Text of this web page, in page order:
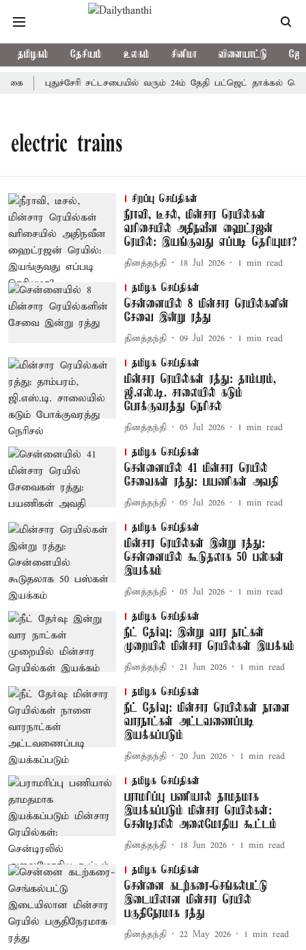
தமிழகம் தேசியம் உலகம் சினிமா விளையாட்டு
புதுச்சேரி சட்டசபையில் வரும் 24ம் தேதி பட்ஜெட் தாக்கல்
electric trains
சிறப்பு செய்திகள்
நீராவி, டீசல், மின்சார ரெயில்கள்
வரிசையில் அதிநவீன ஹைட்ரஜன்
ரெயில்: இயங்குவது எப்படி தெரியுமா?
தினத்தந்தி 18 Jul 2026 1 min read
தமிழக செய்திகள்
சென்னையில் 8 மின்சார ரெயில்களின்
சேவை இன்று ரத்து
தினத்தந்தி 09 Jul 2026 1 min read
தமிழக செய்திகள்
மின்சார ரெயில்கள் ரத்து: தாம்பரம்,
ஜி.எஸ்.டி. சாலையில் கடும்
போக்குவரத்து நெரிசல்
தினத்தந்தி 05 Jul 2026 1 min read
தமிழக செய்திகள்
சென்னையில் 41 மின்சார ரெயில்
சேவைகள் ரத்து: பயணிகள் அவதி
தினத்தந்தி 05 Jul 2026 1 min read
தமிழக செய்திகள்
மின்சார ரெயில்கள் இன்று ரத்து:
சென்னையில் கூடுதலாக 50 பஸ்கள்
இயக்கம்
தினத்தந்தி 05 Jul 2026 1 min read
தமிழக செய்திகள்
நீட் தேர்வு: இன்று வார நாட்கள்
முறையில் மின்சார ரெயில்கள் இயக்கம்
தினத்தந்தி 21 Jun 2026 1 min read
தமிழக செய்திகள்
நீட் தேர்வு: மின்சார ரெயில்கள் நாளை
வாரநாட்கள் அட்டவணைப்படி
இயக்கப்படும்
தினத்தந்தி 20 Jun 2026 1 min read
தமிழக செய்திகள்
பராமரிப்பு பணியால் தாமதமாக
இயக்கப்படும் மின்சார ரெயில்கள்:
சென்டிரலில் அலைமோதிய கூட்டம்
தினத்தந்தி 18 Jun 2026 1 min read
தமிழக செய்திகள்
சென்னை கடற்கரை-செங்கல்பட்டு
இடையிலான மின்சார ரெயில்
பகுதிநேரமாக ரத்து
தினத்தந்தி 22 May 2026 1 min read